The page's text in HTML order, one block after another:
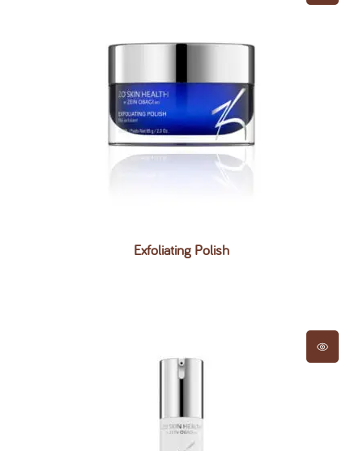
Exfoliating Polish